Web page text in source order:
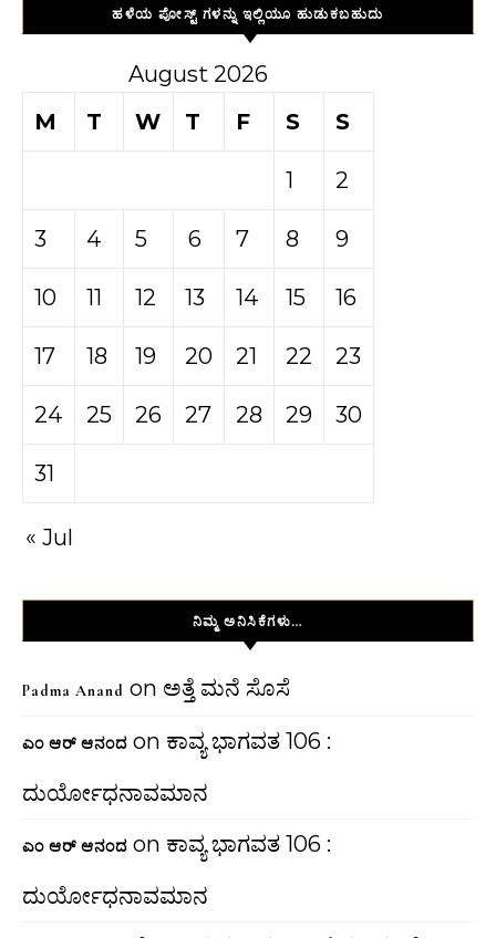
ಹಳೆಯ ಪೋಸ್ಟ್ ಗಳನ್ನು ಇಲ್ಲಿಯೂ ಹುಡುಕಬಹುದು
August 2026
M
T W T F S S
1 2
3 4 5 6 7 8 9
10 11 12 13 14 15 16
17 18 19 20 21 22 23
24 25 26 27 28 29 30
31
« Jul
ನಿಮ್ಮ ಅನಿಸಿಕೆಗಳು…
Padma Anand on ಅತ್ತೆ ಮನೆ ಸೊಸೆ
ಎಂ ಆರ್ ಆನಂದ on ಕಾವ್ಯ ಭಾಗವತ 106 :
ದುರ್ಯೋಧನಾವಮಾನ
ಎಂ ಆರ್ ಆನಂದ on ಕಾವ್ಯ ಭಾಗವತ 106 :
ದುರ್ಯೋಧನಾವಮಾನ